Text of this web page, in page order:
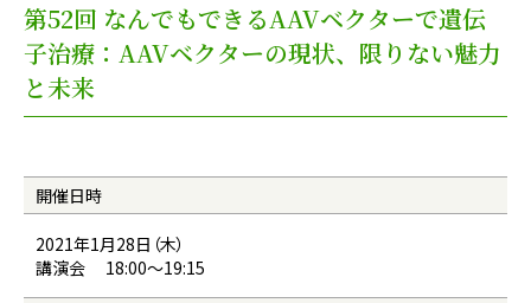
第52回 なんでもできるAAVベクターで遺伝
子治療：AAVベクターの現状、限りない魅力
と未来
開催日時
2021年1月28日（木）
講演会 18:00〜19:15